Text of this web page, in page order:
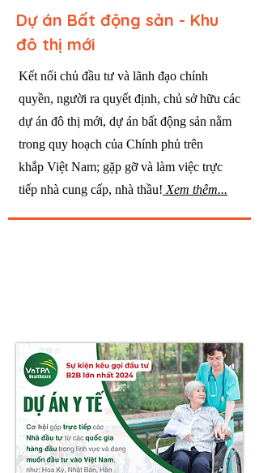
Dự án Bất động sản - Khu
đô thị mới
Kết nối chủ đầu tư và lãnh đạo chính
quyền, người ra quyết định, chủ sở hữu các
dự án đô thị mới, dự án bất động sản nằm
trong quy hoạch của Chính phủ trên
khắp Việt Nam; gặp gỡ và làm việc trực
tiếp nhà cung cấp, nhà thầu! Xem thêm...